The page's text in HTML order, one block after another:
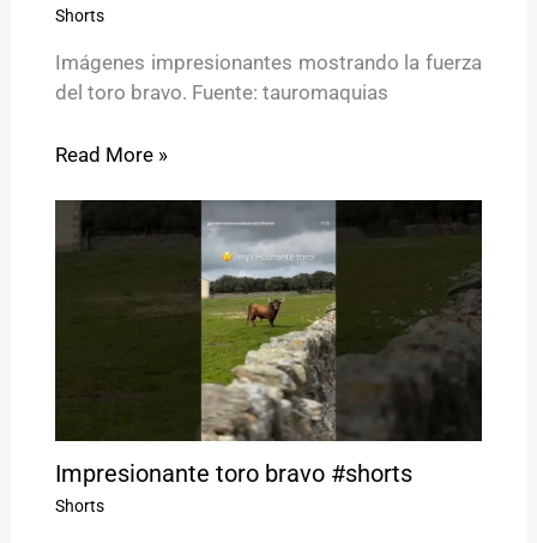
Shorts
Imágenes impresionantes mostrando la fuerza
del toro bravo. Fuente: tauromaquias
Read More »
Impresionante toro bravo #shorts
Shorts